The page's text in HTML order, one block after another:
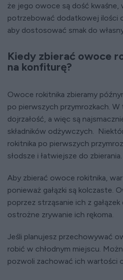
że jego owoce są dość kwaśne,
potrzebować dodatkowej ilości
aby dostosować smak do
Kiedy zbierać owoce
na konfiturę?
Owoce rokitnika zbieramy
po pierwszych przymrozkach. W
dojrzałość, a więc są
składników odżywczych.
rokitnika po pierwszych
słodsze i łatwiejsze do zbierania.
Aby zbierać owoce rokitnika,
ponieważ gałązki są kolczaste.
poprzez strząsanie ich z
ostrożne zrywanie ich rękoma.
Jeśli planujesz przechowywać
robić w chłodnym miejscu.
pozwoli zachować ich wartości